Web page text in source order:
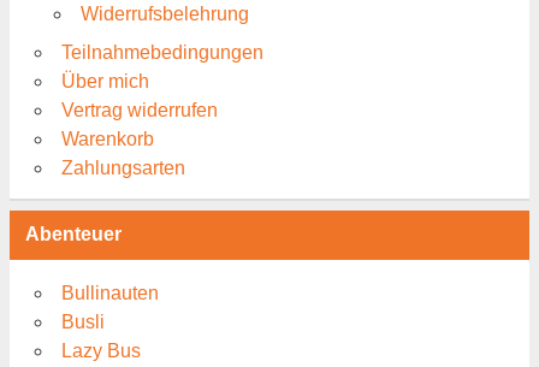
Widerrufsbelehrung
Teilnahmebedingungen
Über mich
Vertrag widerrufen
Warenkorb
Zahlungsarten
Abenteuer
Bullinauten
Busli
Lazy Bus